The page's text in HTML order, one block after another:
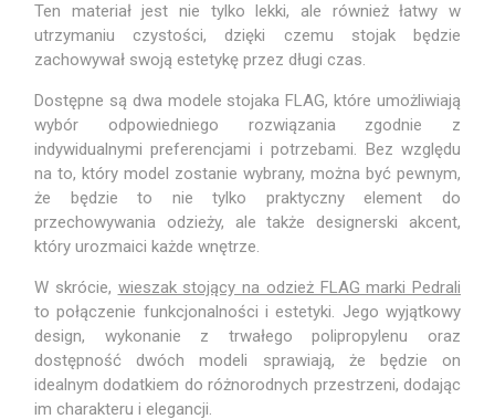
Ten materiał jest nie tylko lekki, ale również łatwy w
utrzymaniu czystości, dzięki czemu stojak będzie
zachowywał swoją estetykę przez długi czas.
Dostępne są dwa modele stojaka FLAG, które umożliwiają
wybór odpowiedniego rozwiązania zgodnie z
indywidualnymi preferencjami i potrzebami. Bez względu
na to, który model zostanie wybrany, można być pewnym,
że będzie to nie tylko praktyczny element do
przechowywania odzieży, ale także designerski akcent,
który urozmaici każde wnętrze.
W skrócie, wieszak stojący na odzież FLAG marki Pedrali
to połączenie funkcjonalności i estetyki. Jego wyjątkowy
design, wykonanie z trwałego polipropylenu oraz
dostępność dwóch modeli sprawiają, że będzie on
idealnym dodatkiem do różnorodnych przestrzeni, dodając
im charakteru i elegancji.